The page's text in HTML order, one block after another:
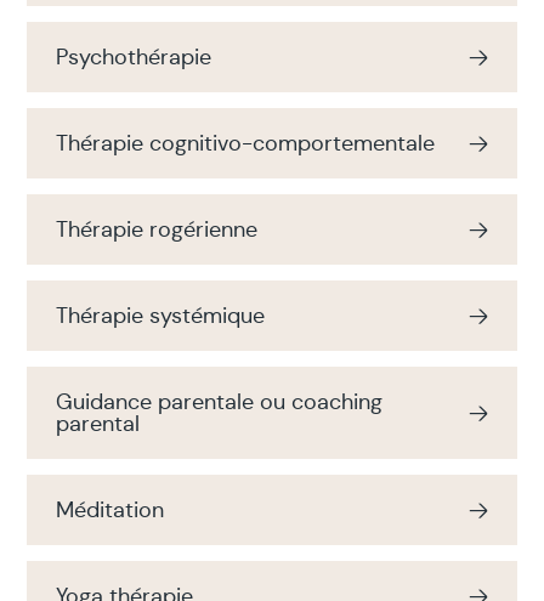
Psychothérapie
Thérapie cognitivo-comportementale
Thérapie rogérienne
Thérapie systémique
Guidance parentale ou coaching
parental
Méditation